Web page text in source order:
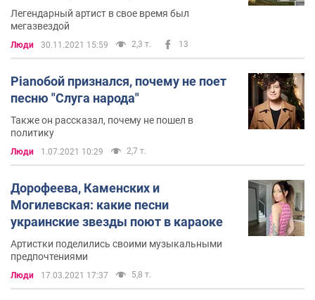
Легендарный артист в свое время был
мегазвездой
Люди 30.11.2021 15:59 2,3 т. 13
Pianoбой признался, почему не поет
песню "Слуга народа"
Также он рассказал, почему не пошел в
политику
Люди 1.07.2021 10:29 2,7 т.
Дорофеева, Каменских и
Могилевская: какие песни
украинские звезды поют в караоке
Артистки поделились своими музыкальными
предпочтениями
Люди 17.03.2021 17:37 5,8 т.